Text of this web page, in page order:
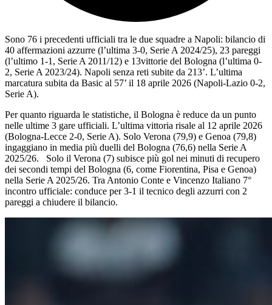
Sono 76 i precedenti ufficiali tra le due squadre a Napoli: bilancio di
40 affermazioni azzurre (l’ultima 3-0, Serie A 2024/25), 23 pareggi
(l’ultimo 1-1, Serie A 2011/12) e 13vittorie del Bologna (l’ultima 0-
2, Serie A 2023/24). Napoli senza reti subite da 213’. L’ultima
marcatura subita da Basic al 57’ il 18 aprile 2026 (Napoli-Lazio 0-2,
Serie A).
Per quanto riguarda le statistiche, il Bologna è reduce da un punto
nelle ultime 3 gare ufficiali. L’ultima vittoria risale al 12 aprile 2026
(Bologna-Lecce 2-0, Serie A). Solo Verona (79,9) e Genoa (79,8)
ingaggiano in media più duelli del Bologna (76,6) nella Serie A
2025/26. Solo il Verona (7) subisce più gol nei minuti di recupero
dei secondi tempi del Bologna (6, come Fiorentina, Pisa e Genoa)
nella Serie A 2025/26. Tra Antonio Conte e Vincenzo Italiano 7°
incontro ufficiale: conduce per 3-1 il tecnico degli azzurri con 2
pareggi a chiudere il bilancio.